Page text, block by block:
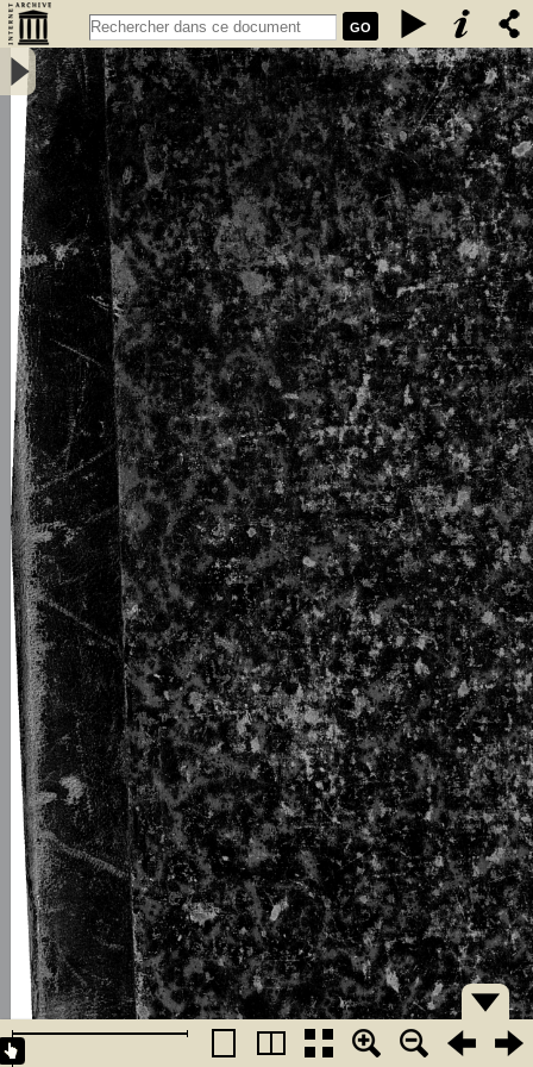
GO
L\'émigration bretonne en Armorique du Ve au VIIe siècle de notre
ère : thèse pour le doctorat - Loth, Joseph (1847-1934)